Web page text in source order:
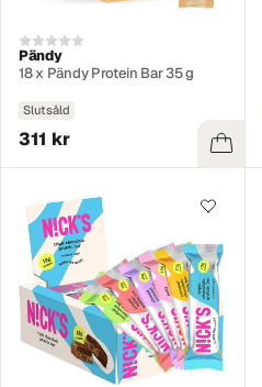
Pändy
18 x Pändy Protein Bar 35 g
Slutsåld
311 kr